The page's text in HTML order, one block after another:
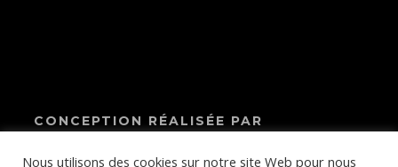
CONCEPTION RÉALISÉE PAR
A2A Expertise © Copyright 2022
contact@a2a-
Nous utilisons des cookies sur notre site Web pour nous